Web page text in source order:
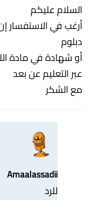
السلام عليكم
أرغب في الاستفسار
دبلوم
أو شهادة في مادة
عبر التعليم عن بعد
مع الشكر
Amaalassadii
للرد